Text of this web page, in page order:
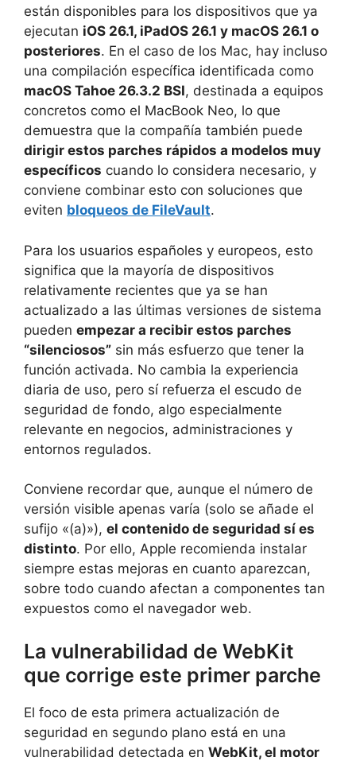
están disponibles para los dispositivos que ya
ejecutan iOS 26.1, iPadOS 26.1 y macOS 26.1 o
posteriores. En el caso de los Mac, hay incluso
una compilación específica identificada como
macOS Tahoe 26.3.2 BSI, destinada a equipos
concretos como el MacBook Neo, lo que
demuestra que la compañía también puede
dirigir estos parches rápidos a modelos muy
específicos cuando lo considera necesario, y
conviene combinar esto con soluciones que
eviten bloqueos de FileVault.
Para los usuarios españoles y europeos, esto
significa que la mayoría de dispositivos
relativamente recientes que ya se han
actualizado a las últimas versiones de sistema
pueden empezar a recibir estos parches
“silenciosos” sin más esfuerzo que tener la
función activada. No cambia la experiencia
diaria de uso, pero sí refuerza el escudo de
seguridad de fondo, algo especialmente
relevante en negocios, administraciones y
entornos regulados.
Conviene recordar que, aunque el número de
versión visible apenas varía (solo se añade el
sufijo «(a)»), el contenido de seguridad sí es
distinto. Por ello, Apple recomienda instalar
siempre estas mejoras en cuanto aparezcan,
sobre todo cuando afectan a componentes tan
expuestos como el navegador web.
La vulnerabilidad de WebKit
que corrige este primer parche
El foco de esta primera actualización de
seguridad en segundo plano está en una
vulnerabilidad detectada en WebKit, el motor